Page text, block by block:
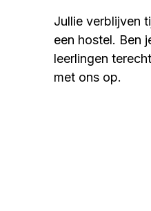
Jullie verblijven
een hostel. Ben
leerlingen
met ons op.